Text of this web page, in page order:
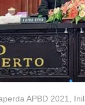
APBD 2021,